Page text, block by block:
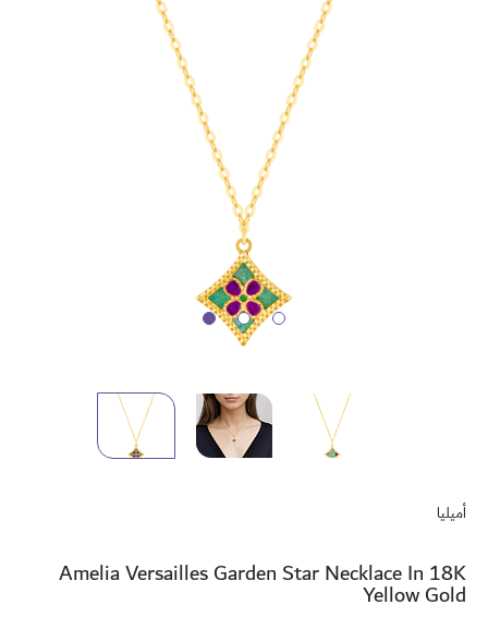
إلى
بداية
الصور
أميليا
Amelia Versailles Garden Star Necklace In 18K
Yellow Gold